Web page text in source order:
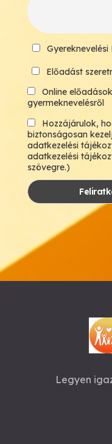
Előadást
Online
gyermeknevelésről
Hozzájárulok,
biztonságosan
adatkezelési
adatkezelési
szövegre.)
Legyen